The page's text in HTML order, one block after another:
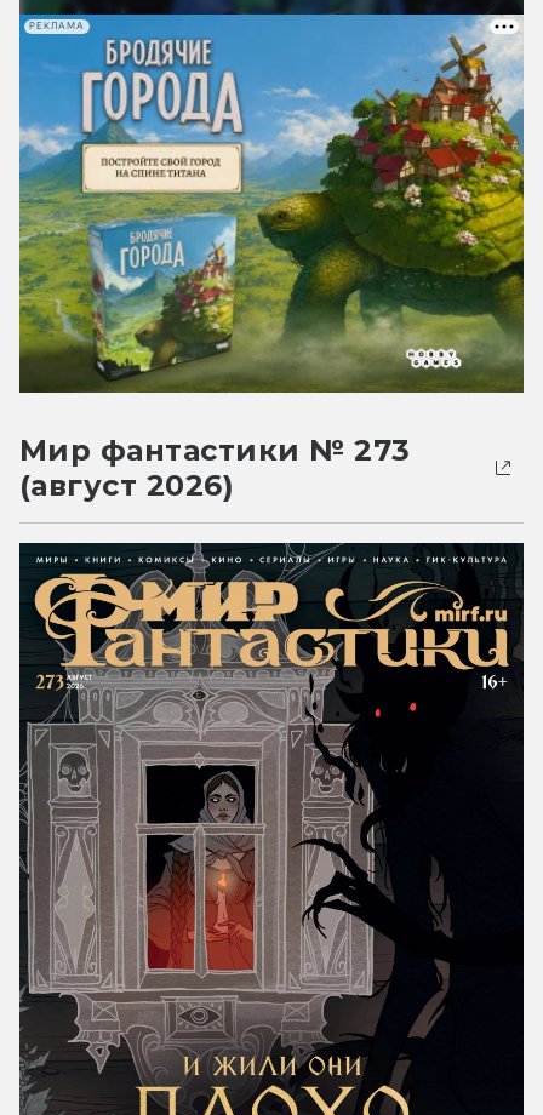
РЕКЛАМА
Мир фантастики № 273
(август 2026)